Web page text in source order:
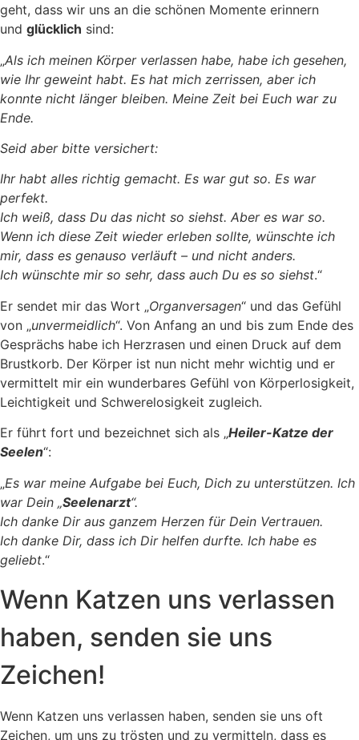
geht, dass wir uns an die schönen Momente erinnern
und glücklich sind:
„Als ich meinen Körper verlassen habe, habe ich gesehen,
wie Ihr geweint habt. Es hat mich zerrissen, aber ich
konnte nicht länger bleiben. Meine Zeit bei Euch war zu
Ende.
Seid aber bitte versichert:
Ihr habt alles richtig gemacht. Es war gut so. Es war
perfekt.
Ich weiß, dass Du das nicht so siehst. Aber es war so.
Wenn ich diese Zeit wieder erleben sollte, wünschte ich
mir, dass es genauso verläuft – und nicht anders.
Ich wünschte mir so sehr, dass auch Du es so siehst.“
Er sendet mir das Wort „Organversagen“ und das Gefühl
von „unvermeidlich“. Von Anfang an und bis zum Ende des
Gesprächs habe ich Herzrasen und einen Druck auf dem
Brustkorb. Der Körper ist nun nicht mehr wichtig und er
vermittelt mir ein wunderbares Gefühl von Körperlosigkeit,
Leichtigkeit und Schwerelosigkeit zugleich.
Er führt fort und bezeichnet sich als „Heiler-Katze der
Seelen“:
„Es war meine Aufgabe bei Euch, Dich zu unterstützen. Ich
war Dein „Seelenarzt“.
Ich danke Dir aus ganzem Herzen für Dein Vertrauen.
Ich danke Dir, dass ich Dir helfen durfte. Ich habe es
geliebt.“
Wenn Katzen uns verlassen
haben, senden sie uns
Zeichen!
Wenn Katzen uns verlassen haben, senden sie uns oft
Zeichen, um uns zu trösten und zu vermitteln, dass es